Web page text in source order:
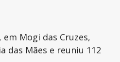
Mogi das Cruzes,
das Mães e reuniu 112